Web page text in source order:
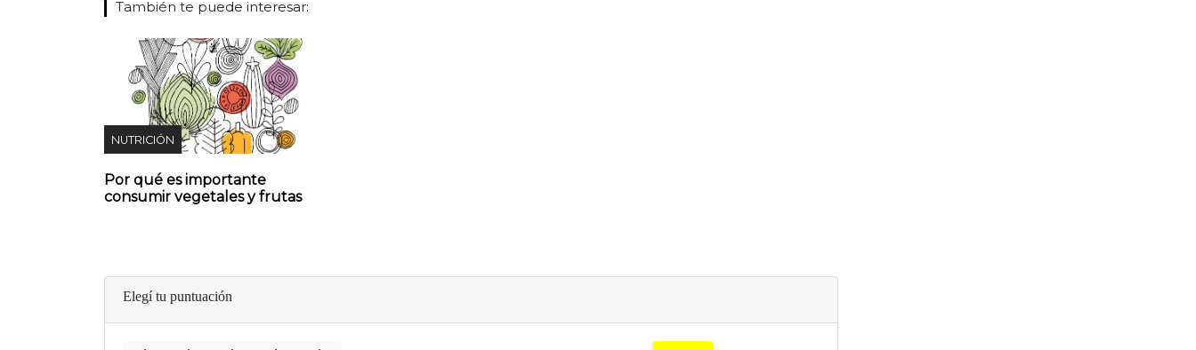
También te puede interesar:
NUTRICIÓN
Por qué es importante
consumir vegetales y frutas
Elegí tu puntuación